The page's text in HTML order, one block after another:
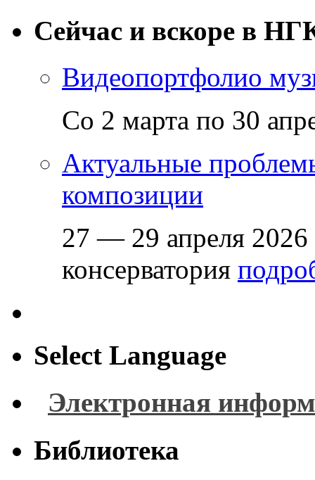
Сейчас и вскоре в
Видеопортфолио
Со 2 марта по 30
Актуальные
композиции
27 — 29 апреля 2026
консерватория
Select Language
Электронная
Библиотека